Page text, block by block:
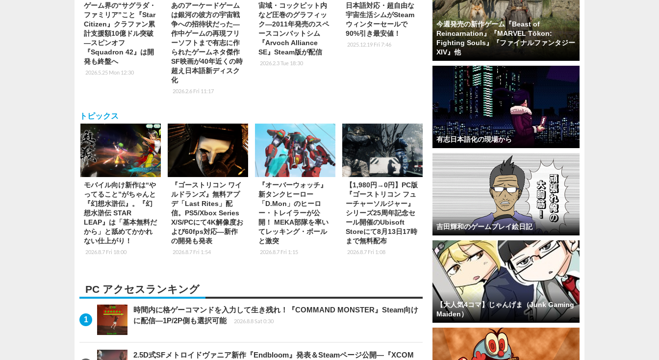
ゲーム界の“サグラダ・
ファミリア”こと『Star
Citizen』クラファン累
計支援額10億ドル突破
―スピンオフ
『Squadron 42』は開
発も終盤へ
2026.5.25 Mon 12:30
あのアーケードゲーム
は銀河の彼方の宇宙戦
争への招待状だった―
作中ゲームの再現フリ
ーソフトまで有志に作
られたゲームネタ傑作
SF映画が40年近くの時
超え日本語新ディスク
化
2026.2.6 Fri 11:17
宙域・コックピット内
など圧巻のグラフィッ
ク―2011年発売のスペ
ースコンバットシム
『Arvoch Alliance
SE』Steam版が配信
2026.2.3 Tue 18:30
日本語対応・超自由な
宇宙生活シムがSteam
ウィンターセールで
90%引き最安値！
2025.12.19 Fri 7:46
トピックス
モバイル向け新作は“や
ってること”がちゃんと
『幻想水滸伝』。『幻
想水滸伝 STAR
LEAP』は「基本無料だ
から」と舐めてかかれ
ない仕上がり！
2026.8.7 Fri 18:00
『ゴーストリコン ワイ
ルドランズ』無料アプ
デ「Last Rites」配
信。PS5/Xbox Series
X/S/PCにて4K解像度お
よび60fps対応―新作
の開発も発表
2026.8.7 Fri 1:54
『オーバーウォッチ』
新タンクヒーロー
「D.Mon」のヒーロ
ー・トレイラーが公
開！ MEKA部隊を率い
てレッキング・ボール
と激突
2026.8.7 Fri 1:15
【1,980円→0円】PC版
『ゴーストリコン フュ
ーチャーソルジャー』
シリーズ25周年記念セ
ール開催のUbisoft
Storeにて8月13日17時
まで無料配布
2026.8.7 Fri 1:08
PC アクセスランキング
時間内に格ゲーコマンドを入力して生き残れ！『COMMAND MONSTER』Steam向け
に配信―1P/2P側も選択可能
2026.8.8 Sat 0:30
2.5D式SFメトロイドヴァニア新作『Endbloom』発表＆Steamページ公開―『XCOM
今週発売の新作ゲーム『Beast of
Reincarnation』『MARVEL Tōkon:
Fighting Souls』『ファイナルファンタジー
XIV』他
有志日本語化の現場から
吉田輝和のゲームプレイ絵日記
【大人気4コマ】じゃんげま（Junk Gaming
Maiden）